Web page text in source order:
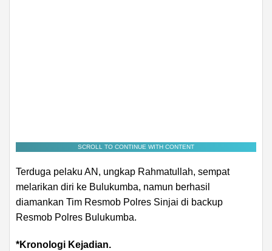
SCROLL TO CONTINUE WITH CONTENT
Terduga pelaku AN, ungkap Rahmatullah, sempat
melarikan diri ke Bulukumba, namun berhasil
diamankan Tim Resmob Polres Sinjai di backup
Resmob Polres Bulukumba.
*Kronologi Kejadian.